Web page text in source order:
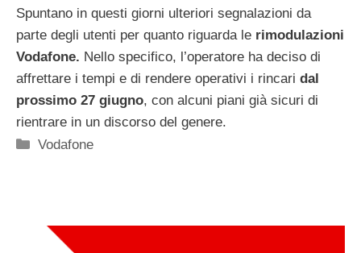
Spuntano in questi giorni ulteriori segnalazioni da
parte degli utenti per quanto riguarda le rimodulazioni
Vodafone. Nello specifico, l’operatore ha deciso di
affrettare i tempi e di rendere operativi i rincari dal
prossimo 27 giugno, con alcuni piani già sicuri di
rientrare in un discorso del genere.
Categorie
Vodafone